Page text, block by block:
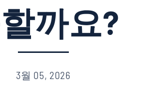
까요?
3월 05, 2026